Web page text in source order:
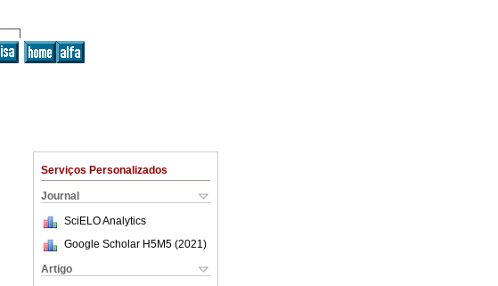
Serviços Personalizados
Journal
SciELO Analytics
Google Scholar H5M5 (2021 )
Artigo